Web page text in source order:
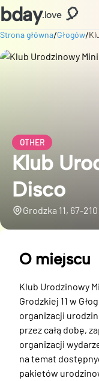
bday.love 🎈
Strona główna/Głogów/
OTHER
Klub
Disco
Grodzka 11, 67-
O miejscu
Klub Urodzinowy
Grodzkiej 11 w
organizacji
przez całą dobę,
organizacji
na temat
pakietów